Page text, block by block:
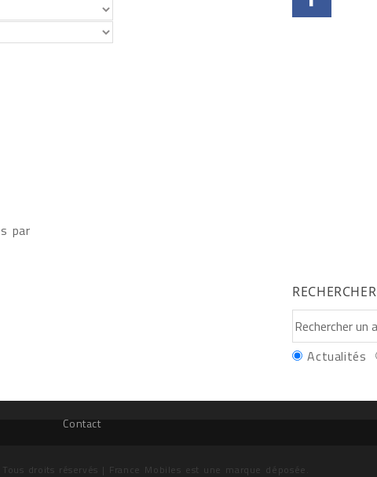
par
RECHERCHER
Actualités
Contact
droits réservés | France Mobiles est une marque déposée.